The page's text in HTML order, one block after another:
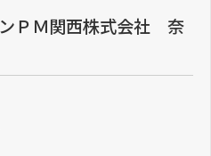
ＰＭ関西株式会社 奈